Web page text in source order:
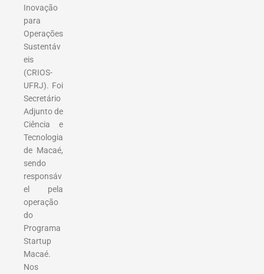
Inovação
para
Operações
Sustentáv
eis
(CRIOS-
UFRJ). Foi
Secretário
Adjunto de
Ciência e
Tecnologia
de Macaé,
sendo
responsáv
el pela
operação
do
Programa
Startup
Macaé.
Nos